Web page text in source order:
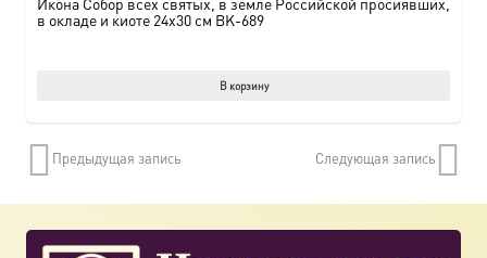
в окладе и киоте 24х30 см BK-689
В корзину
Предыдущая запись Следующая запись